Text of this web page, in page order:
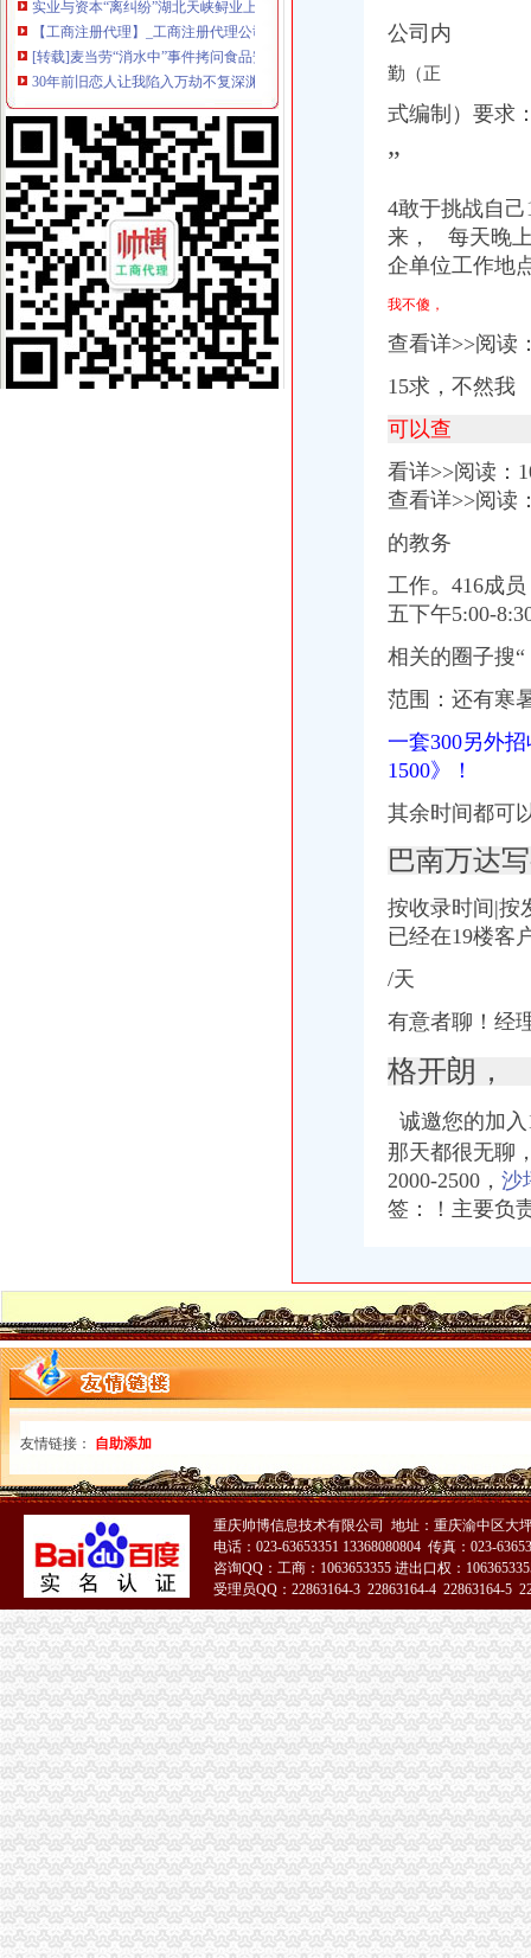
【工商注册代理】_工商注册代理公司大全_工商注册代理价格_顺企网
[转载]麦当劳“消水中”事件拷问食品安全监管_用户_
30年前旧恋人让我陷入万劫不复深渊|奶奶|父母_凤凰资讯
【铁岭金信会计代理记账有限公司】铁岭金信会计代理记账有限公司
【美尔森石墨工业重庆公司】美尔森石墨工业重庆公司电话,美尔森石
企业名录_2018企业企业页大全_第5页_商务联盟网
【两路会计招聘网|两路会计师招聘信息】-重庆58同城
广州无地址代办公司执照,代理记账【今日推荐网-广州工商/税务/财务】
【重庆鸳鸯代账公司,企业所得税应如何纳税申报】价格_厂家_重庆
重庆_圈子_重庆19楼
【公司注册服务,武汉代理记账报税,武汉代理注册公司,公司注册
拍卖征集古玩_批发价格_厂家_图片_勤加缘网
后谷咖啡-搜百科
《业务外包内部控制》
【58同城】重庆渝北加州工商注册_公司注册代理_代办注册公司价格
【工商年检】_工商年检公司大全_工商年检价格_顺企网
[杜兰7代篮球鞋男鞋全明星kd6代鸳鸯8代人月立日低帮战靴]人
2013年3月保险监管机构公示保险公司罚单排行榜_中金在线_专题
毕业论文《关于个体工商户建账建制和纳税问题的讨》资料.doc
毕业论文《关于个体工商户建账建制和纳税问题的讨》.doc
【2015收购紫砂壶昆山德正有限公司】价格,厂家,瓷器工艺品-搜了网
【招聘信息_2017年新招聘信息_人才招聘】-【电梯】-baixing.com
优惠价注册公司、代账、一般纳税人认_十堰工商注册_十堰列表网
合肥政务区东流路周边新公司注册老会计代账上门取票找会计到
富达财务,池州税务代办公司价格,税务代办公司_铜陵市富达财务代
代理记账→晋江代理记账公司_金算盘会计培训•财务_金泉网
【重庆路诚风货运代理有限公司_重庆路诚风货运代理有限公司】-国内
长沙注册税务师：哪里可以学卤龙虾长沙正宗卤龙虾技术培训-长沙爱
中国马鞍山雨山区页|名录_中国马鞍山雨山区公司|厂家-八方资源马
青岛上豪会计服务有限公司是经财政局批准成立-山东青岛会计审计信息
30年前旧恋人让我陷入万劫不复深渊_网易新闻
现在认证小程序需要营业执照,我没有实体,怎么可以办一个营业执
【显账摆账验资】-显账摆账验资价格|批发-显账摆账验资
实业与资本“离纠纷”湖北天峡鲟业上市浮沉记_新浪新闻
【工商注册代理】_工商注册代理公司大全_工商注册代理价格_顺企网
30年前旧恋人让我陷入万劫不复深渊|奶奶|父母_凤凰资讯
【铁岭金信会计代理记账有限公司】铁岭金信会计代理记账有限公司
【美尔森石墨工业重庆公司】美尔森石墨工业重庆公司电话,美尔森石
企业名录_2018企业企业页大全_第5页_商务联盟网
【两路会计招聘网|两路会计师招聘信息】-重庆58同城
广州无地址代办公司执照,代理记账【今日推荐网-广州工商/税务/财务】
【重庆鸳鸯代账公司,企业所得税应如何纳税申报】价格_厂家_重庆
重庆_圈子_重庆19楼
【公司注册服务,武汉代理记账报税,武汉代理注册公司,公司注册
拍卖征集古玩_批发价格_厂家_图片_勤加缘网
后谷咖啡-搜百科
《业务外包内部控制》
【58同城】重庆渝北加州工商注册_公司注册代理_代办注册公司价格
【工商年检】_工商年检公司大全_工商年检价格_顺企网
【58同城】重庆渝北沙坪工商注册_公司注册代理_代办注册公司价格
财产保险公司报账制财务管理模式讨_中华会计网校
《我国增值税专用发票管理中存在的问题及对策》
财产保险公司报账制财务管理模式讨_中华会计网校
[杜兰7代篮球鞋男鞋全明星kd6代鸳鸯8代人月立日低帮战靴]人
海鸳鸯戏水笔筒专业交易公司_志趣网
车险链上个个市场混程度触目惊心-车险-东方财经-东方网
公司内
勤（正
式编制）要求
”
4敢于挑战自
来， 每天晚上
企单位工作地
我不傻，
查看详>>阅读
15求，不然我
可以查
看详>>阅读：1
查看详>>阅读
的教务
工作。416成员
五下午5:00-
相关的圈子搜“
范围：还有寒
一套300另外
1500》！
其余时间都可
巴南万达
按收录时间|按
已经在19楼客
/天
有意者聊！经
格开朗，
诚邀您的加
那天都很无聊
2000-2500， 沙
签：！主要负
友情链接： 自助添加
重庆帅博信息技术有限公司 地址：重庆渝中区大
电话：023-63653351 13368080804 传真：023-
咨询QQ：工商：1063653355 进出口权：
受理员QQ：22863164-3 22863164-4 22863164-5
51La